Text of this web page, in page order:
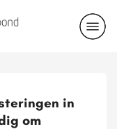
in
om